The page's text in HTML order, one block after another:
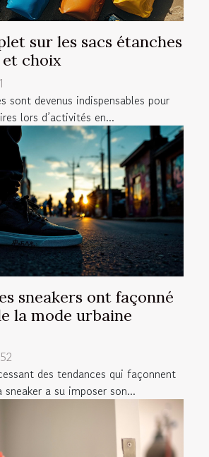
sur les sacs étanches
choix
sont devenus indispensables pour
lors d’activités en...
sneakers ont façonné
la mode urbaine
des tendances qui façonnent
a su imposer son...